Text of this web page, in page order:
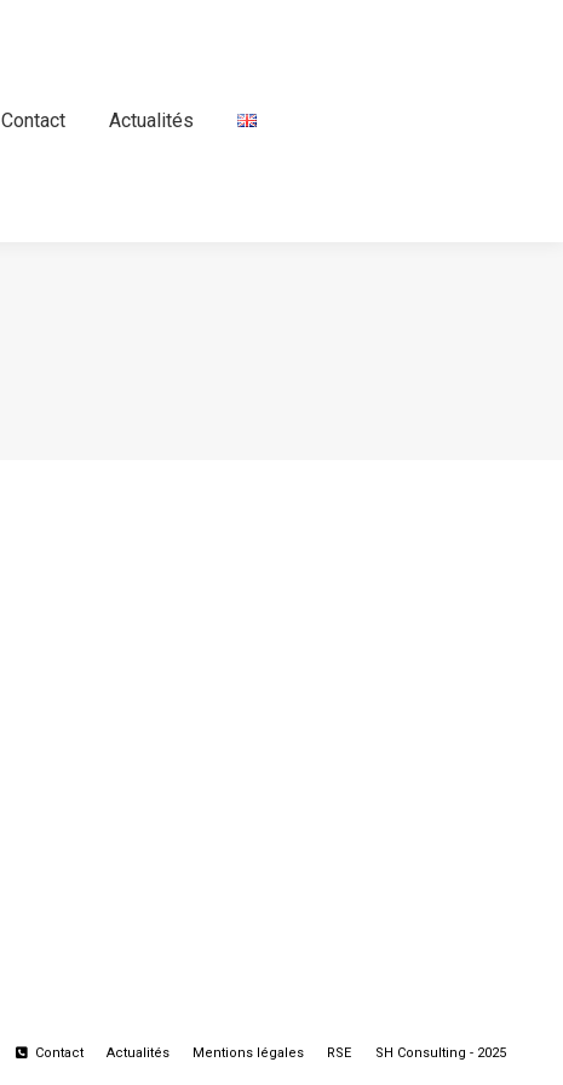
Contact Actualités
Contact Actualités Mentions légales RSE SH Consulting - 2025
Contact Actualités